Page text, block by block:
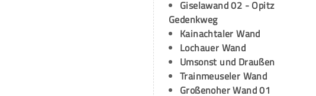
Giselawand 02 - Opitz
Gedenkweg
Kainachtaler Wand
Lochauer Wand
Umsonst und Draußen
Trainmeuseler Wand
Großenoher Wand 01